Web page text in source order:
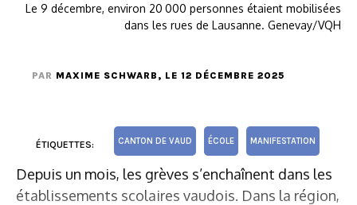
Le 9 décembre, environ 20 000 personnes étaient mobilisées
dans les rues de Lausanne. Genevay/VQH
PAR MAXIME SCHWARB , LE 12 DÉCEMBRE 2025
ÉTIQUETTES: CANTON DE VAUD ÉCOLE MANIFESTATION
Depuis un mois, les grèves s’enchaînent dans les
établissements scolaires vaudois. Dans la région,